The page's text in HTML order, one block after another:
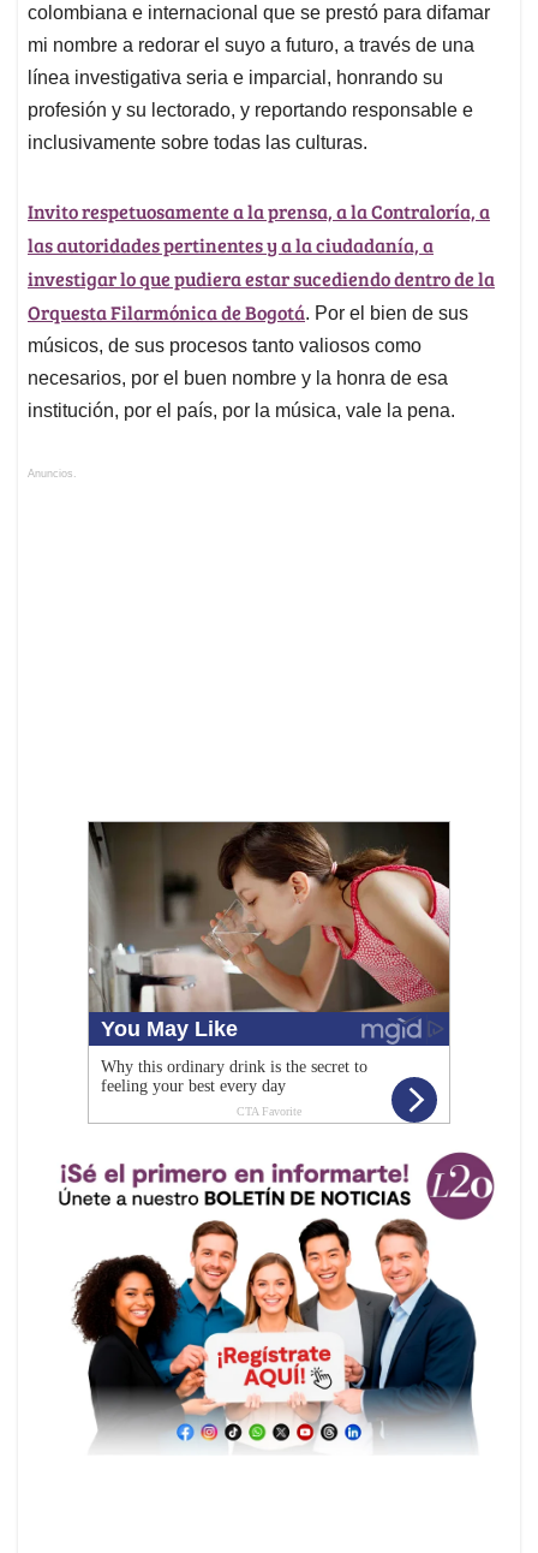
colombiana e internacional que se prestó para difamar
mi nombre a redorar el suyo a futuro, a través de una
línea investigativa seria e imparcial, honrando su
profesión y su lectorado, y reportando responsable e
inclusivamente sobre todas las culturas.
Invito respetuosamente a la prensa, a la Contraloría, a
las autoridades pertinentes y a la ciudadanía, a
investigar lo que pudiera estar sucediendo dentro de la
Orquesta Filarmónica de Bogotá. Por el bien de sus
músicos, de sus procesos tanto valiosos como
necesarios, por el buen nombre y la honra de esa
institución, por el país, por la música, vale la pena.
Anuncios.